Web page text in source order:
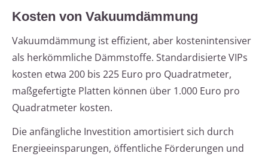
Kosten von Vakuumdämmung
Vakuumdämmung ist effizient, aber kostenintensiver
als herkömmliche Dämmstoffe. Standardisierte VIPs
kosten etwa 200 bis 225 Euro pro Quadratmeter,
maßgefertigte Platten können über 1.000 Euro pro
Quadratmeter kosten.
Die anfängliche Investition amortisiert sich durch
Energieeinsparungen, öffentliche Förderungen und